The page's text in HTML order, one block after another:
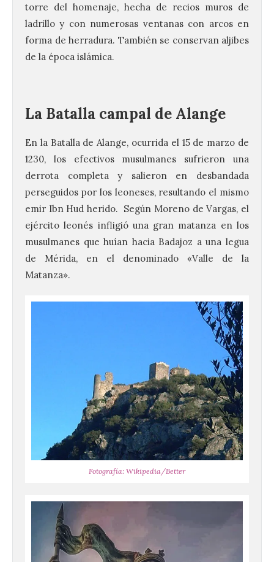
torre del homenaje, hecha de recios muros de
ladrillo y con numerosas ventanas con arcos en
forma de herradura. También se conservan aljibes
de la época islámica.
La Batalla campal de Alange
En la Batalla de Alange, ocurrida el 15 de marzo de
1230, los efectivos musulmanes sufrieron una
derrota completa y salieron en desbandada
perseguidos por los leoneses, resultando el mismo
emir Ibn Hud herido. Según Moreno de Vargas, el
ejército leonés infligió una gran matanza en los
musulmanes que huían hacia Badajoz a una legua
de Mérida, en el denominado «Valle de la
Matanza».
Fotografía: Wikipedia/Better